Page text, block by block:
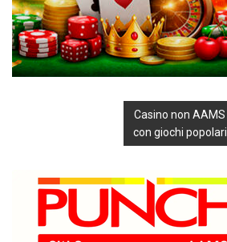
Casino non AAMS
con giochi popolari